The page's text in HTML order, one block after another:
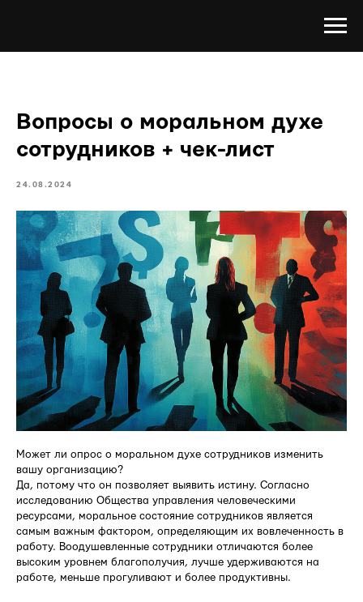
Вопросы о моральном духе
сотрудников + чек-лист
24.08.2024
Может ли опрос о моральном духе сотрудников изменить
вашу организацию?
Да, потому что он позволяет выявить истину. Согласно
исследованию Общества управления человеческими
ресурсами, моральное состояние сотрудников является
самым важным фактором, определяющим их вовлеченность в
работу. Воодушевленные сотрудники отличаются более
высоким уровнем благополучия, лучше удерживаются на
работе, меньше прогуливают и более продуктивны.